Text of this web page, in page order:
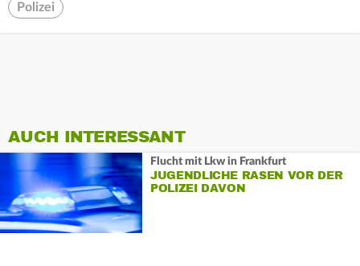
Polizei
AUCH INTERESSANT
Flucht mit Lkw in Frankfurt
JUGENDLICHE RASEN VOR DER
POLIZEI DAVON